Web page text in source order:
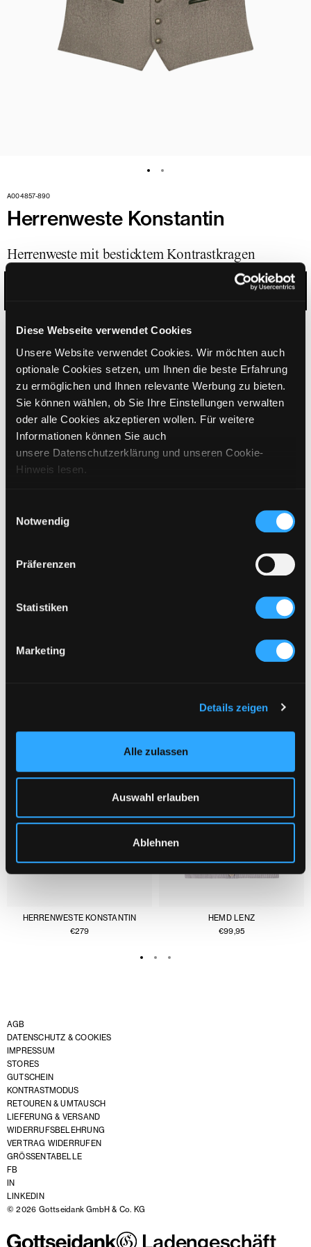
Diese Webseite verwendet Cookies
Unsere Website verwendet Cookies. Wir möchten auch
optionale Cookies setzen, um Ihnen die beste Erfahrung
zu ermöglichen und Ihnen relevante Werbung zu bieten.
Sie können wählen, ob Sie Ihre Einstellungen verwalten
oder alle Cookies akzeptieren wollen. Für weitere
Informationen können Sie auch
unsere Datenschutzerklärung und unseren Cookie-
Hinweis lesen.
Notwendig
Präferenzen
Statistiken
Marketing
Details zeigen
Alle zulassen
Auswahl erlauben
Ablehnen
A004857-890
Herrenweste Konstantin
Herrenweste mit besticktem Kontrastkragen
GRÖSSE WÄHLEN
279 inkl. MwSt. / exkl. Versand
BITTE WÄHLEN SIE EINE GRÖSSE AUS
IN DEN WARENKORB
GRÖSSENANGABEN
PFLEGEHINWEISE
HERRENWESTE KONSTANTIN
€279
HEMD LENZ
€99,95
AGB
DATENSCHUTZ & COOKIES
IMPRESSUM
STORES
GUTSCHEIN
KONTRASTMODUS
RETOUREN & UMTAUSCH
LIEFERUNG & VERSAND
WIDERRUFSBELEHRUNG
VERTRAG WIDERRUFEN
GRÖSSENTABELLE
FB
IN
LINKEDIN
© 2026 Gottseidank GmbH & Co. KG
Ladengeschäft